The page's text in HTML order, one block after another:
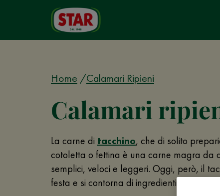
Home Calamari Ripieni
Calamari
La carne di tacchino, che di solito
cotoletta o fettina è una carne magra da
semplici, veloci e leggeri. Oggi, però, il
festa e si contorna di ingredienti succulenti,